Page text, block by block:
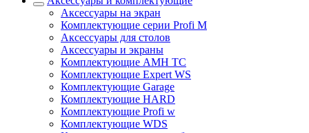
Аксессуары на экран
Комплектующие серии Profi M
Аксессуары для столов
Аксессуары и экраны
Комплектующие AMH TC
Комплектующие Expert WS
Комплектующие Garage
Комплектующие HARD
Комплектующие Profi w
Комплектующие WDS